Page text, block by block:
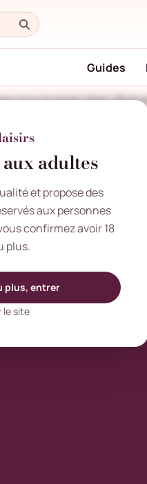
Guides
adultes
et propose des
aux personnes
confirmez avoir 18
plus.
plus, entrer
le site
vous ne saviez (peut-être)
vous
le